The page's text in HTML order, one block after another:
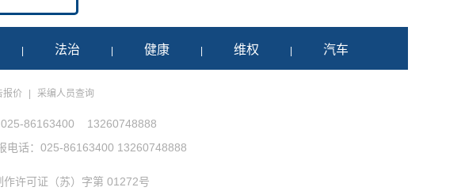
| 法治 | 健康 | 维权 | 汽车
报价 | 采编人员查询
025-86163400 13260748888
电话：025-86163400 13260748888
作许可证（苏）字第 01272号